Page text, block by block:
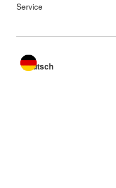
Service
Sprache wechseln zu